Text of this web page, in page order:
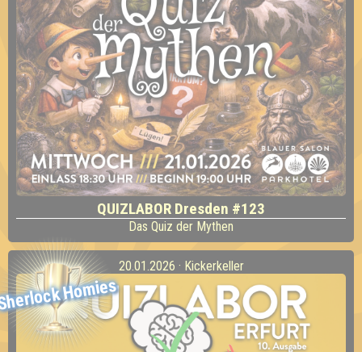
QUIZLABOR Dresden #123
Das Quiz der Mythen
Homies
20.01.2026 · Kickerkeller